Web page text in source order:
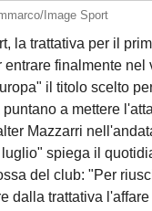
Image Sport
la trattativa per il
finalmente nel
il titolo scelto
a mettere
Mazzarri
spiega il
del club: "Per
dalla trattativa